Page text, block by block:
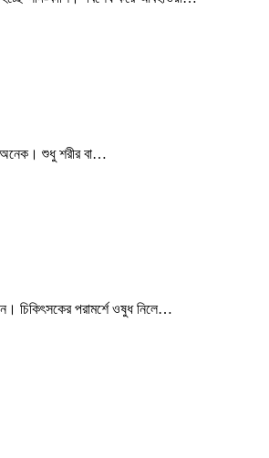
অনেক। শুধু শরীর বা…
চিকিৎসকের পরামর্শে ওষুধ নিলে…